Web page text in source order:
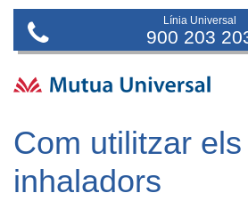
Línia Universal
900 203
Com utilitzar els
inhaladors